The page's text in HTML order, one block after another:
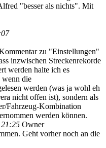
"besser als nichts". Mit
zu "Einstellungen"
inzwischen Streckenrekorde
werden halte ich es
wenn die
werden (was ja wohl eh
nicht offen ist), sondern als
Fahrzeug-Kombination
werden können.
Owner
Geht vorher noch an die